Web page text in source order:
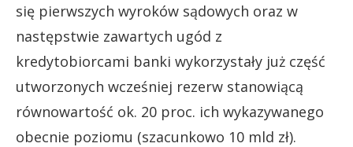
się pierwszych wyroków sądowych oraz w
następstwie zawartych ugód z
kredytobiorcami banki wykorzystały już część
utworzonych wcześniej rezerw stanowiącą
równowartość ok. 20 proc. ich wykazywanego
obecnie poziomu (szacunkowo 10 mld zł).